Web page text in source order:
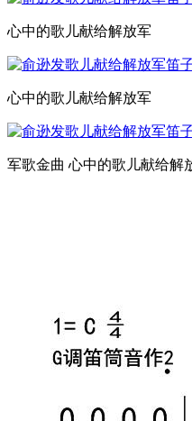
心中的歌儿献给解放军
心中的歌儿献给解放军
军歌金曲 心中的歌儿献给解